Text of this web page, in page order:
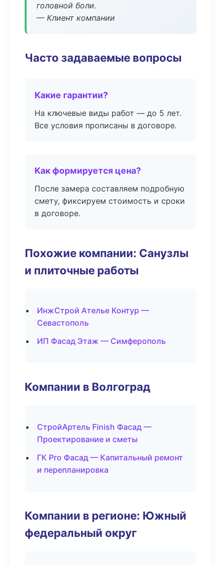
головной боли.
— Клиент компании
Часто задаваемые вопросы
Какие гарантии?
На ключевые виды работ — до 5 лет.
Все условия прописаны в договоре.
Как формируется цена?
После замера составляем подробную
смету, фиксируем стоимость и сроки
в договоре.
Похожие компании: Санузлы
и плиточные работы
ИнжСтрой Ателье Контур —
Севастополь
ИП Фасад Этаж — Симферополь
Компании в Волгоград
СтройАртель Finish Фасад —
Проектирование и сметы
ГК Pro Фасад — Капитальный ремонт
и перепланировка
Компании в регионе: Южный
федеральный округ